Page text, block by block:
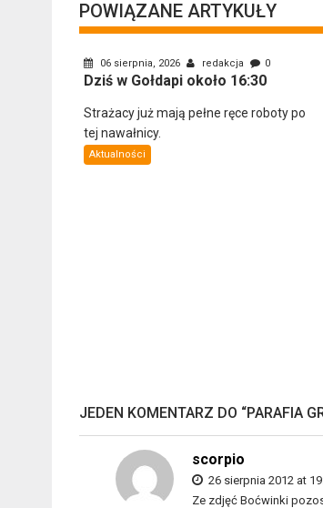
POWIĄZANE ARTYKUŁY
06 sierpnia, 2026 redakcja 0
Dziś w Gołdapi około 16:30
Strażacy już mają pełne ręce roboty po
tej nawałnicy.
Aktualności
JEDEN KOMENTARZ DO “PARAFIA
scorpio
26 sierpnia 2012 at
Ze zdjęć Boćwinki